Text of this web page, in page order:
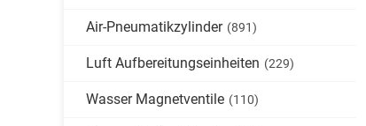
Air-Pneumatikzylinder (891)
Luft Aufbereitungseinheiten (229)
Wasser Magnetventile (110)